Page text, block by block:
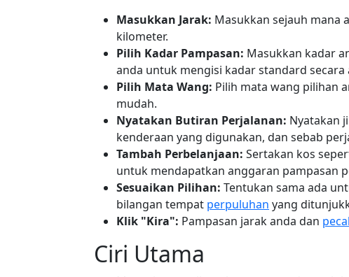
Masukkan Jarak: Masukkan sejauh mana
kilometer.
Pilih Kadar Pampasan: Masukkan kadar
anda untuk mengisi kadar standard
Pilih Mata Wang: Pilih mata wang pilihan
mudah.
Nyatakan Butiran Perjalanan: Nyatakan
kenderaan yang digunakan, dan sebab
Tambah Perbelanjaan: Sertakan kos
untuk mendapatkan anggaran pampasan
Sesuaikan Pilihan: Tentukan sama ada
bilangan tempat perpuluhan yang
Klik "Kira": Pampasan jarak anda dan
Ciri Utama